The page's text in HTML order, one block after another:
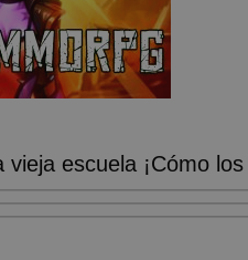
escuela ¡Cómo